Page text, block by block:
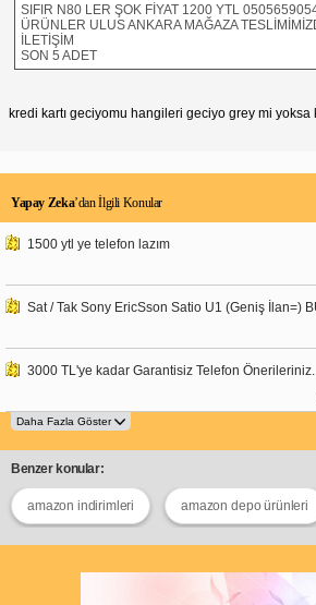
SIFIR N80 LER ŞOK FİYAT 1200 YTL
ÜRÜNLER ULUS ANKARA MAĞAZA
İLETİŞİM
SON 5 ADET
kredi kartı geciyomu hangileri geciyo grey mi yoksa
Yapay Zeka’dan İlgili Konular
1500 ytl ye telefon lazım
Sat / Tak Sony EricSson Satio U1 (Geniş İlan=)
3000 TL'ye kadar Garantisiz Telefon Önerileriniz.
Benzer konular:
amazon indirimleri amazon depo ürünleri